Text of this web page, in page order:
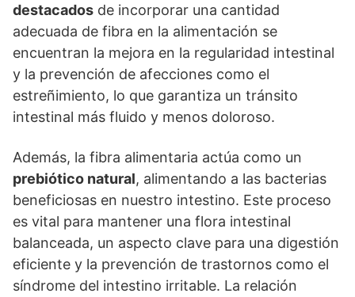
destacados de incorporar una cantidad
adecuada de fibra en la alimentación se
encuentran la mejora en la regularidad intestinal
y la prevención de afecciones como el
estreñimiento, lo que garantiza un tránsito
intestinal más fluido y menos doloroso.
Además, la fibra alimentaria actúa como un
prebiótico natural, alimentando a las bacterias
beneficiosas en nuestro intestino. Este proceso
es vital para mantener una flora intestinal
balanceada, un aspecto clave para una digestión
eficiente y la prevención de trastornos como el
síndrome del intestino irritable. La relación